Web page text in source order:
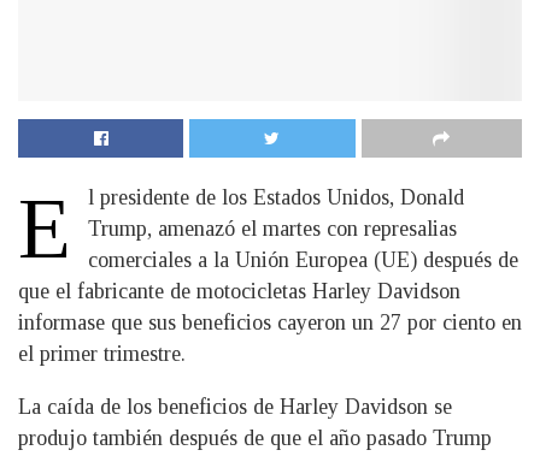
E
l presidente de los Estados Unidos, Donald
Trump, amenazó el martes con represalias
comerciales a la Unión Europea (UE) después de
que el fabricante de motocicletas Harley Davidson
informase que sus beneficios cayeron un 27 por ciento en
el primer trimestre.
La caída de los beneficios de Harley Davidson se
produjo también después de que el año pasado Trump